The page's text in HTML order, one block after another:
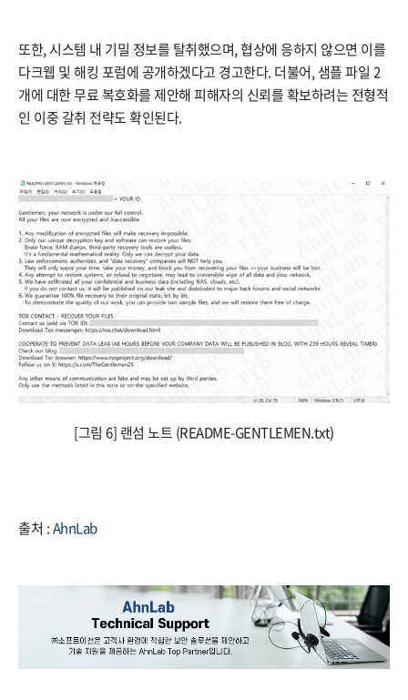
또한, 시스템 내 기밀 정보를 탈취했으며, 협상에 응하지 않으면 이를
다크웹 및 해킹 포럼에 공개하겠다고 경고한다. 더불어, 샘플 파일 2
개에 대한 무료 복호화를 제안해 피해자의 신뢰를 확보하려는 전형적
인 이중 갈취 전략도 확인된다.
[그림 6] 랜섬 노트 (README-GENTLEMEN.txt)
출처 :AhnLab